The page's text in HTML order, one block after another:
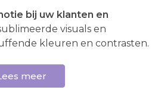
bij uw klanten en
visuals en
kleuren en contrasten.
meer